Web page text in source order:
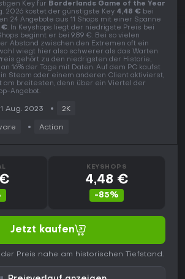
Key für Borderlands Game of the Year
2026 kostet der günstigste Key 4,48 € bei
24 Angebote aus 11 Shops mit einer Spanne
€. In Keyshops liegt der niedrigste Preis bei
beginnt er bei 9,89 €. Bei so vielen
Abstand zwischen den Extremen oft ein
wiegt hier also schwerer als das Warten
gehört zu den niedrigsten der Historie,
16% der Tage mit Daten. Auf dem PC kaufst
in Steam oder einem anderen Client aktivierst,
am breitesten, denn über ein Viertel der
Angebot.
Aug. 2023 2K
Action
KEYSHOPS
4,48 €
-85%
Jetzt kaufen
der Preis nahe am historischen Tiefstand.